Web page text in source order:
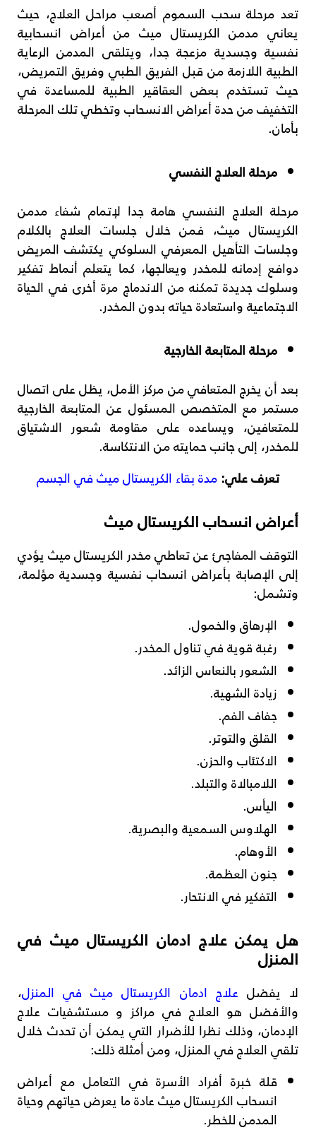
تعد مرحلة سحب السموم أصعب مراحل العلاج، حيث
يعاني مدمن الكريستال ميث من أعراض انسحابية
نفسية وجسدية مزعجة جدا، ويتلقى المدمن الرعاية
الطبية اللازمة من قبل الفريق الطبي وفريق التمريض،
حيث تستخدم بعض العقاقير الطبية للمساعدة في
التخفيف من حدة أعراض الانسحاب وتخطي تلك المرحلة
بأمان.
مرحلة العلاج النفسي
مرحلة العلاج النفسي هامة جدا لإتمام شفاء مدمن
الكريستال ميث، فمن خلال جلسات العلاج بالكلام
وجلسات التأهيل المعرفي السلوكي يكتشف المريض
دوافع إدمانه للمخدر ويعالجها، كما يتعلم أنماط تفكير
وسلوك جديدة تمكنه من الاندماج مرة أخرى في الحياة
الاجتماعية واستعادة حياته بدون المخدر.
مرحلة المتابعة الخارجية
بعد أن يخرج المتعافي من مركز الأمل، يظل على اتصال
مستمر مع المتخصص المسئول عن المتابعة الخارجية
للمتعافين، ويساعده على مقاومة شعور الاشتياق
للمخدر، إلى جانب حمايته من الانتكاسة.
تعرف علي: مدة بقاء الكريستال ميث في الجسم
أعراض انسحاب الكريستال ميث
التوقف المفاجئ عن تعاطي مخدر الكريستال ميث يؤدي
إلى الإصابة بأعراض انسحاب نفسية وجسدية مؤلمة،
وتشمل:
الإرهاق والخمول.
رغبة قوية في تناول المخدر.
الشعور بالنعاس الزائد.
زيادة الشهية.
جفاف الفم.
القلق والتوتر.
الاكتئاب والحزن.
اللامبالاة والتبلد.
اليأس.
الهلاوس السمعية والبصرية.
الأوهام.
جنون العظمة.
التفكير في الانتحار.
هل يمكن علاج ادمان الكريستال ميث في
المنزل
لا يفضل علاج ادمان الكريستال ميث في المنزل،
والأفضل هو العلاج في مراكز و مستشفيات علاج
الإدمان، وذلك نظرا للأضرار التي يمكن أن تحدث خلال
تلقي العلاج في المنزل، ومن أمثلة ذلك:
قلة خبرة أفراد الأسرة في التعامل مع أعراض
انسحاب الكريستال ميث عادة ما يعرض حياتهم وحياة
المدمن للخطر.